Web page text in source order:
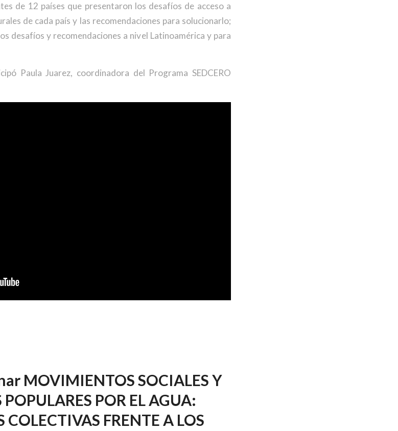
de 12 países que presentaron los desafíos de acceso a
de cada país y las recomendaciones para solucionarlo;
desafíos y recomendaciones a nivel Latinoamérica y para
Paula Juarez, coordinadora del Programa SEDCERO
MOVIMIENTOS SOCIALES Y
POR EL AGUA:
COLECTIVAS FRENTE A LOS